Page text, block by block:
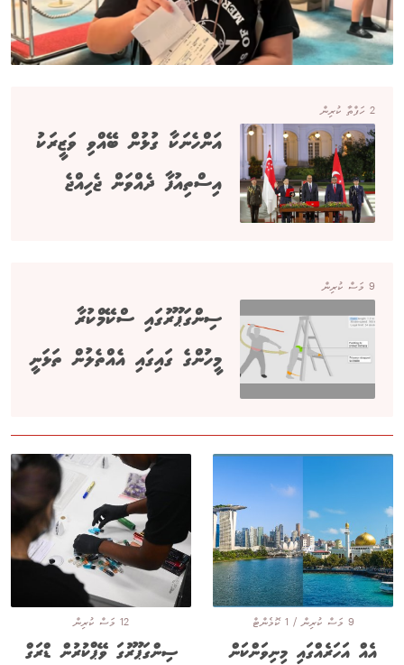
2 ހަފްތާ ކުރިން
އަންހެނަކާ ގުޅުން ބޭއްވި ވަޒީރަކު
އިސްތިއުފާ ދެއްވަން ޖެހިއްޖެ
9 މަސް ކުރިން
ސިންގަޕޫރުގައި ސްކޭމްކުރާ
މީހުންގެ ގައިގައި އެއްތެލުން ތަޅަނީ
9 މަސް ކުރިން / 1 ކޮމެންޓް
އެއް އަހަރެއްގައި މިނިވަންކަން
12 މަސް ކުރިން
ސިންގަޕޫރުގަ ވޭޕްކުރުން ޑްރަގް